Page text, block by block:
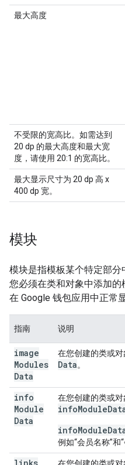
最大高度
不受限的宽高比。如需达到
20 dp 的最大高度和最大宽
度，请使用 20:1 的宽高比。
最大显示尺寸为 20 dp 高 x
400 dp 宽。
模块
模块是指模板某个特定部
您必须在类和对象中添加
在 Google 钱包应用中正常显
指南 说明
image
Modules
Data
在您创建的类或
Data。
info
Module
Data
在您创建的类或
例如“会员名称”和